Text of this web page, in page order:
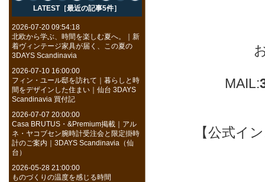
MAIL:
【公式イ
LATEST［最近の記事5件］
2026-07-20 09:54:18
北欧から学ぶ、時間を楽しむ夏へ。｜新
着ヴィンテージ家具が届く、この夏の
3DAYS Scandinavia
2026-07-10 16:00:00
フィン・ユール邸を訪れて｜暮らしと時
間をデザインした住まい｜仙台 3DAYS
Scandinavia 買付記
2026-07-07 20:00:00
Casa BRUTUS・&Premium掲載｜アル
ネ・ヤコブセン腕時計受注会と限定掛時
計のご案内｜3DAYS Scandinavia（仙
台）
2026-05-28 21:00:00
ものづくりの温度を感じる時間